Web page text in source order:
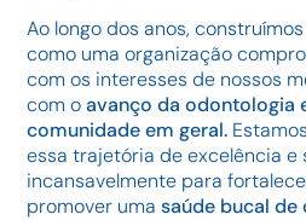
Ao longo dos anos,
como uma organização
com os interesses de nossos
com oavanço da odontologia
comunidade em geral.
essa trajetória de excelência e
incansavelmente para
promover umasaúde bucal